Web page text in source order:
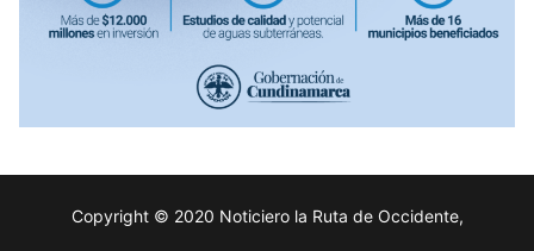
Copyright © 2020 Noticiero la Ruta de Occidente,